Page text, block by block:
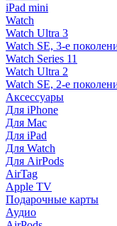
iPad mini
Watch
Watch Ultra 3
Watch SE, 3-е
Watch Series 11
Watch Ultra 2
Watch SE, 2-е
Аксессуары
Для iPhone
Для Mac
Для iPad
Для Watch
Для AirPods
AirTag
Apple TV
Подарочные карты
Аудио